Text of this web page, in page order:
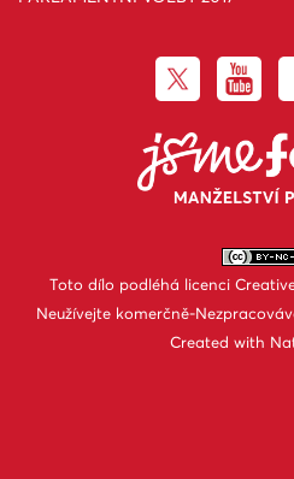
Toto dílo podléhá licenci
Neužívejte komerčně-
Created with